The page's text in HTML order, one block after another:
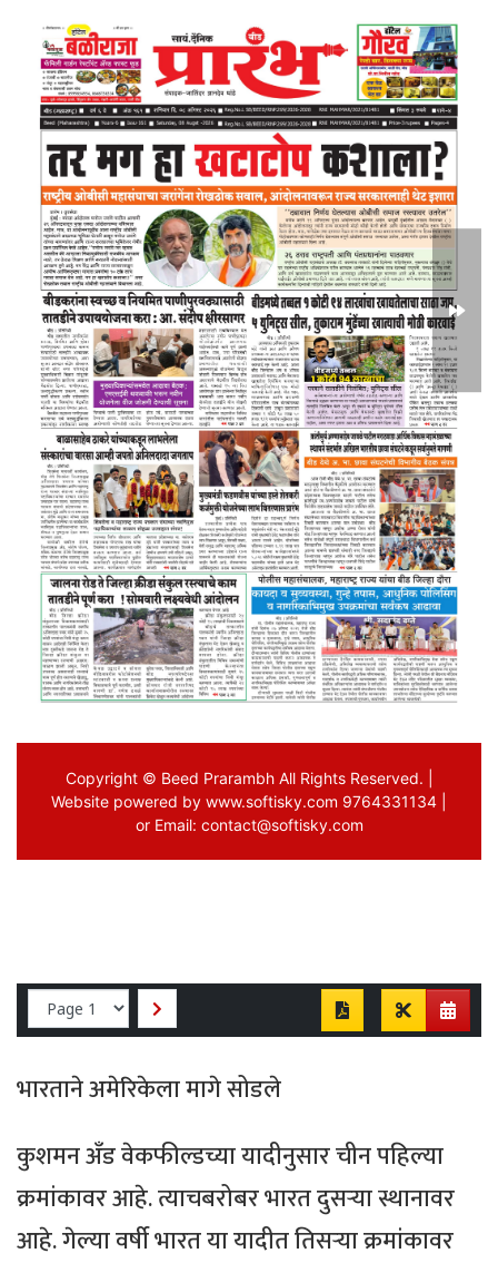
भारताने अमेरिकेला मागे सोडले
कुशमन अँड वेकफील्डच्या यादीनुसार चीन पहिल्या
क्रमांकावर आहे. त्याचबरोबर भारत दुसऱ्या स्थानावर
आहे. गेल्या वर्षी भारत या यादीत तिसऱ्या क्रमांकावर